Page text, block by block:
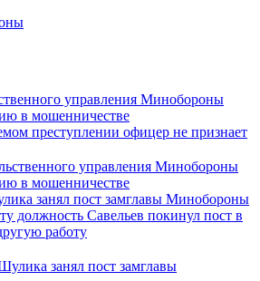
управления Минобороны
в мошенничестве
преступлении офицер не признает
занял пост замглавы Минобороны
должность Савельев покинул пост в
работу